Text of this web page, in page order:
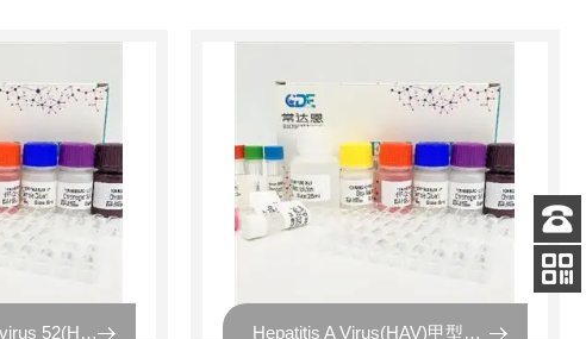
Human Papillomavirus 52(HPV-52)人乳头瘤病毒52 探针法荧光定量PCR Hepatitis A Virus(HAV)甲型肝炎病毒探针法荧光 定量 RT-PCR 试剂盒
客服
电话